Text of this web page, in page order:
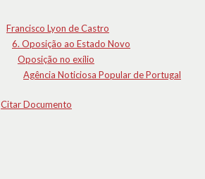
Francisco Lyon de Castro
6. Oposição ao Estado Novo
Oposição no exílio
Agência Noticiosa Popular de Portugal
Citar Documento